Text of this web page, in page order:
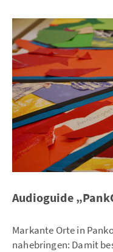
Audioguide
Markante Orte in
nahebringen: Damit